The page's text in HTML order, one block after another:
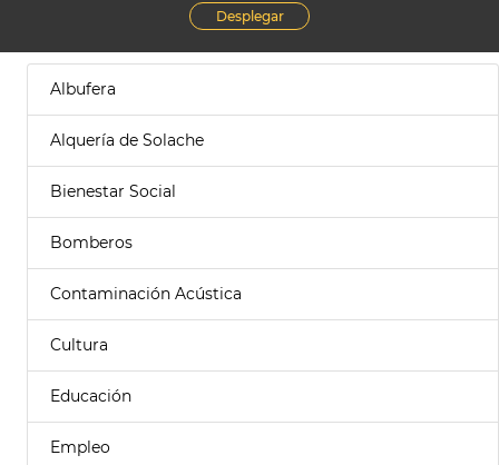
Desplegar
Albufera
Alquería de Solache
Bienestar Social
Bomberos
Contaminación Acústica
Cultura
Educación
Empleo